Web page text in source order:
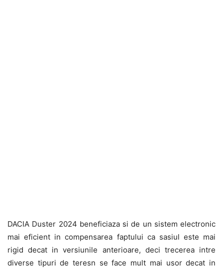
DACIA Duster 2024 beneficiaza si de un sistem electronic
mai eficient in compensarea faptului ca sasiul este mai
rigid decat in versiunile anterioare, deci trecerea intre
diverse tipuri de teresn se face mult mai usor decat in